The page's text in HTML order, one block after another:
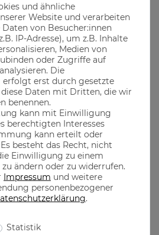
wohl wichtigste Gesetz in Bayern, von
gelebt
dem Oktoberfest oder in den
Klamotten passen immer
gefertigt, dadurch ist ein optimaler
und ähnliche
Website und verarbeiten
von Besucher:innen
IP-Adresse), um z.B. Inhalte
Medien von
oder Zugriffe auf
Die
erst durch gesetzte
Daten mit Dritten, die wir
benennen.
kann mit Einwilligung
berechtigten Interesses
kann erteilt oder
besteht das Recht, nicht
Einwilligung zu einem
ändern oder zu widerrufen.
Impressum und weitere
personenbezogener
.
Statistik